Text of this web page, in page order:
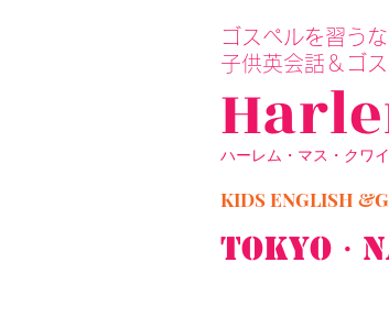
ゴスペルを習う
子供英会話＆ゴ
ハーレム・マス・クワ
KIDS ENGLISH
TOKYO・